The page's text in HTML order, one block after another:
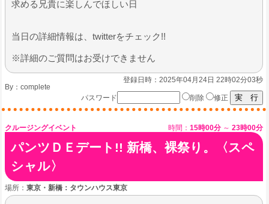
求める兄貴に楽しんでほしい日
当日の詳細情報は、twitterをチェック!!
※詳細のご質問はお受けできません
登録日時：2025年04月24日 22時02分03秒
By： complete
パスワード
削除 修正
クルージングイベント 時間： 15時00分 ～ 23時00分
パンツＤＥデート!! 新橋、裸祭り。〈スペ
シャル〉
場所： 東京・新橋：タウンハウス東京